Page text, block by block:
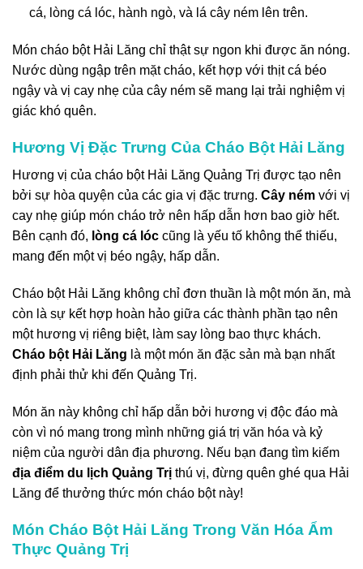
cá, lòng cá lóc, hành ngò, và lá cây ném lên trên.
Món cháo bột Hải Lăng chỉ thật sự ngon khi được ăn nóng.
Nước dùng ngập trên mặt cháo, kết hợp với thịt cá béo
ngậy và vị cay nhẹ của cây ném sẽ mang lại trải nghiệm vị
giác khó quên.
Hương Vị Đặc Trưng Của Cháo Bột Hải Lăng
Hương vị của cháo bột Hải Lăng Quảng Trị được tạo nên
bởi sự hòa quyện của các gia vị đặc trưng. Cây ném với vị
cay nhẹ giúp món cháo trở nên hấp dẫn hơn bao giờ hết.
Bên cạnh đó, lòng cá lóc cũng là yếu tố không thể thiếu,
mang đến một vị béo ngậy, hấp dẫn.
Cháo bột Hải Lăng không chỉ đơn thuần là một món ăn, mà
còn là sự kết hợp hoàn hảo giữa các thành phần tạo nên
một hương vị riêng biệt, làm say lòng bao thực khách.
Cháo bột Hải Lăng là một món ăn đặc sản mà bạn nhất
định phải thử khi đến Quảng Trị.
Món ăn này không chỉ hấp dẫn bởi hương vị độc đáo mà
còn vì nó mang trong mình những giá trị văn hóa và kỷ
niệm của người dân địa phương. Nếu bạn đang tìm kiếm
địa điểm du lịch Quảng Trị thú vị, đừng quên ghé qua Hải
Lăng để thưởng thức món cháo bột này!
Món Cháo Bột Hải Lăng Trong Văn Hóa Ẩm
Thực Quảng Trị